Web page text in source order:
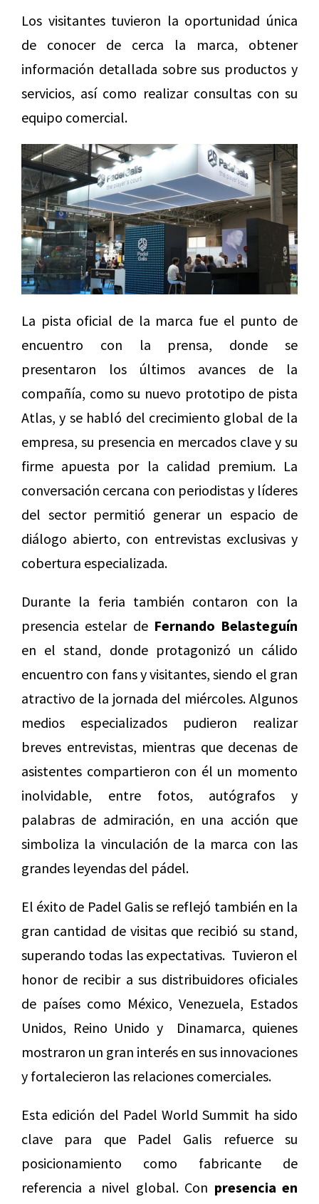
Los visitantes tuvieron la oportunidad única
de conocer de cerca la marca, obtener
información detallada sobre sus productos y
servicios, así como realizar consultas con su
equipo comercial.
La pista oficial de la marca fue el punto de
encuentro con la prensa, donde se
presentaron los últimos avances de la
compañía, como su nuevo prototipo de pista
Atlas, y se habló del crecimiento global de la
empresa, su presencia en mercados clave y su
firme apuesta por la calidad premium. La
conversación cercana con periodistas y líderes
del sector permitió generar un espacio de
diálogo abierto, con entrevistas exclusivas y
cobertura especializada.
Durante la feria también contaron con la
presencia estelar de Fernando Belasteguín
en el stand, donde protagonizó un cálido
encuentro con fans y visitantes, siendo el gran
atractivo de la jornada del miércoles. Algunos
medios especializados pudieron realizar
breves entrevistas, mientras que decenas de
asistentes compartieron con él un momento
inolvidable, entre fotos, autógrafos y
palabras de admiración, en una acción que
simboliza la vinculación de la marca con las
grandes leyendas del pádel.
El éxito de Padel Galis se reflejó también en la
gran cantidad de visitas que recibió su stand,
superando todas las expectativas. Tuvieron el
honor de recibir a sus distribuidores oficiales
de países como México, Venezuela, Estados
Unidos, Reino Unido y Dinamarca, quienes
mostraron un gran interés en sus innovaciones
y fortalecieron las relaciones comerciales.
Esta edición del Padel World Summit ha sido
clave para que Padel Galis refuerce su
posicionamiento como fabricante de
referencia a nivel global. Con presencia en